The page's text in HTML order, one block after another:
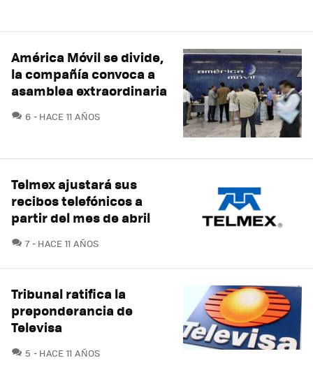
América Móvil se divide,
la compañía convoca a
asamblea extraordinaria
6 COMENTARIOS
HACE 11 AÑOS
Telmex ajustará sus
recibos telefónicos a
partir del mes de abril
7COMENTARIOS
HACE 11 AÑOS
Tribunal ratifica la
preponderancia de
Televisa
5 COMENTARIOS
HACE 11 AÑOS